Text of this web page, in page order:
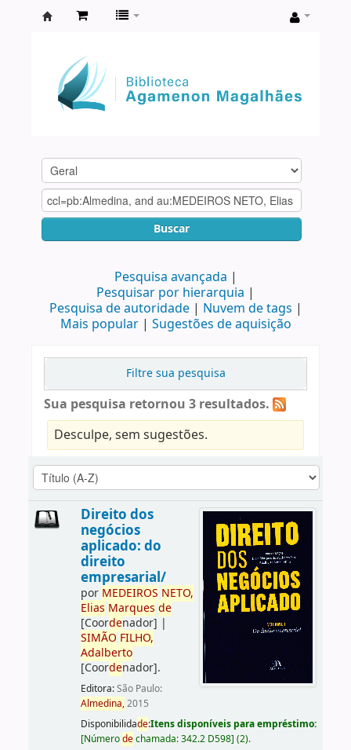
Agamenon
Magalhães
Buscar
Pesquisa avançada
Pesquisar por hierarquia
Pesquisa de autoridade
Nuvem de tags
Mais popular
Sugestões de aquisição
Filtre sua pesquisa
Sua pesquisa retornou 3 resultados.
Desculpe, sem sugestões.
Direito dos
negócios
aplicado: do
direito
empresarial/
por MEDEIROS NETO,
Elias Marques de
[Coordenador] |
SIMÃO FILHO,
Adalberto
[Coordenador].
Editora:São Paulo:
Almedina,2015
Disponibilidade:Itens disponíveis para empréstimo:
[Númerodechamada:342.2 D598] (2).